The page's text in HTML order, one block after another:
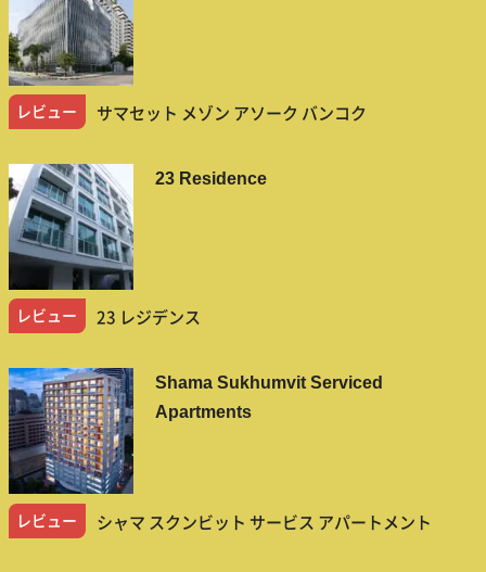
レビュー サマセット メゾン アソーク バンコク
23 Residence
レビュー 23 レジデンス
Shama Sukhumvit Serviced
Apartments
レビュー シャマ スクンビット サービス アパートメント